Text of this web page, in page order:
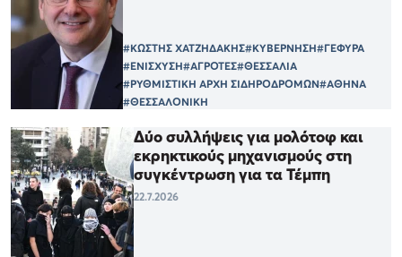
#ΚΩΣΤΗΣ ΧΑΤΖΗΔΑΚΗΣ#ΚΥΒΕΡΝΗΣΗ#ΓΕΦΥΡΑ
#ΕΝΙΣΧΥΣΗ#ΑΓΡΟΤΕΣ#ΘΕΣΣΑΛΙΑ
#ΡΥΘΜΙΣΤΙΚΗ ΑΡΧΗ ΣΙΔΗΡΟΔΡΟΜΩΝ#ΑΘΗΝΑ
#ΘΕΣΣΑΛΟΝΙΚΗ
Δύο συλλήψεις για μολότοφ και
εκρηκτικούς μηχανισμούς στη
συγκέντρωση για τα Τέμπη
22.7.2026